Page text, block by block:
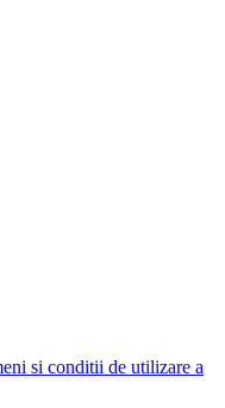
si conditii de utilizare a